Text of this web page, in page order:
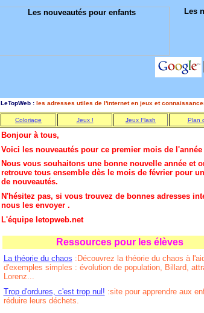
Les
LeTopWeb : les adresses utiles de l'internet en jeux et
Coloriage Jeux ! Jeux Flash Plan
Bonjour à tous,
Voici les nouveautés pour ce premier mois de l'année
Nous vous souhaitons une bonne nouvelle année et
retrouve tous ensemble dès le mois de février pour
de nouveautés.
N'hésitez pas, si vous trouvez de bonnes adresses
nous les envoyer .
L'équipe letopweb.net
Ressources pour les élèves
La théorie du chaos :Découvrez la théorie du chaos à
d'exemples simples : évolution de population, Billard,
Lorenz...
Trop d'ordures, c'est trop nul! :site pour apprendre aux
réduire leurs déchets.